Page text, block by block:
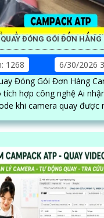
ĐÓNG GÓI ĐƠN HÀNG
1268
6/30/2026
Đóng Gói Đơn Hàng
hợp công nghệ Ai
khi camera quay được